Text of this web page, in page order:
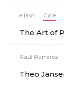
eliasn · Cine
The Art of
Raúl Ramírez ·
Theo